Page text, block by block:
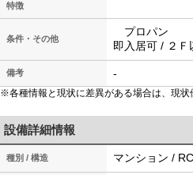
特徴
条件・その他
プロパン
即入居可 / ２
備考 -
※各種情報と現状に差異がある場合は、現状
設備詳細情報
種別 / 構造 マンション /